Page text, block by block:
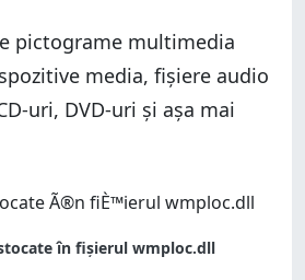
pictograme multimedia
media, fișiere audio
uri, DVD-uri și așa mai